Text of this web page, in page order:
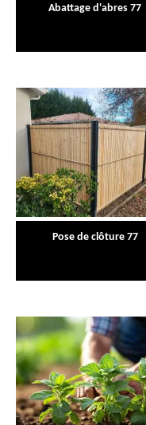
Abattage d'abres 77
Pose de clôture 77